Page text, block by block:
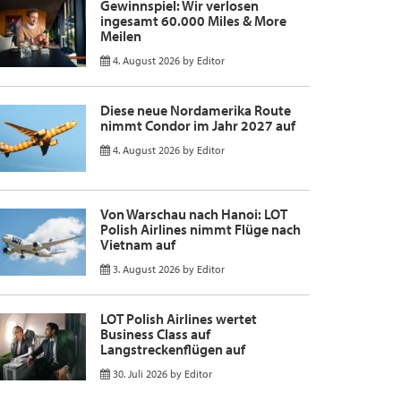
Gewinnspiel: Wir verlosen
ingesamt 60.000 Miles & More
Meilen
4. August 2026 by Editor
Diese neue Nordamerika Route
nimmt Condor im Jahr 2027 auf
4. August 2026 by Editor
Von Warschau nach Hanoi: LOT
Polish Airlines nimmt Flüge nach
Vietnam auf
3. August 2026 by Editor
LOT Polish Airlines wertet
Business Class auf
Langstreckenflügen auf
30. Juli 2026 by Editor